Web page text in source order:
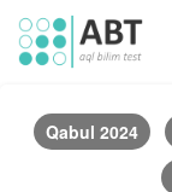
Qabul 2024